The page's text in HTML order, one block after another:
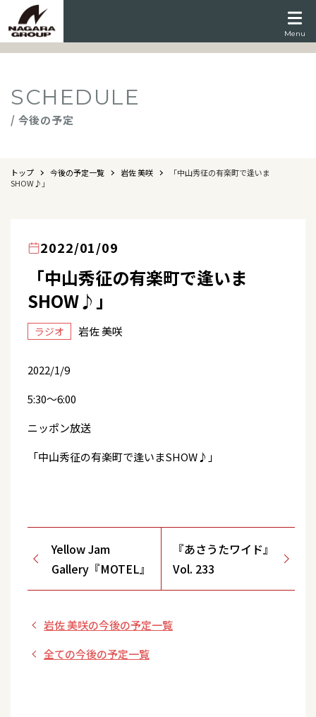
Menu
SCHEDULE
/ 今後の予定
トップ 今後の予定一覧 岩佐 美咲
「中山秀征の有楽町で逢いま
SHOW♪」
2022/01/09
「中山秀征の有楽町で逢いま
SHOW♪」
ラジオ 岩佐 美咲
2022/1/9
5:30～6:00
ニッポン放送
「中山秀征の有楽町で逢いまSHOW♪」
Yellow Jam
Gallery『MOTEL』
『あさうたワイド』
Vol. 233
岩佐 美咲の今後の予定一覧
全ての今後の予定一覧